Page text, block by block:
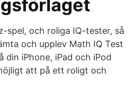
spel, och roliga IQ-tester, så
och upplev Math IQ Test
din iPhone, iPad och iPod
att på ett roligt och